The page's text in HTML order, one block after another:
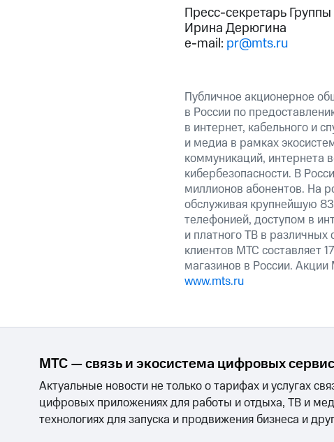
Пресс-секретарь
Ирина Дерюгина
e-mail: pr@mts.ru
Публичное акционерное
в России по
в интернет, кабельного и
и медиа в рамках
коммуникаций, интернета
кибербезопасности. В
миллионов абонентов. На
обслуживая крупнейшую
телефонией, доступом в
и платного ТВ в
клиентов МТС составляет
магазинов в России.
www.mts.ru
МТС — связь и экосистема цифровых
Актуальные новости не только о тарифах и услугах
цифровых приложениях для работы и отдыха, ТВ и
технологиях для запуска и продвижения бизнеса и